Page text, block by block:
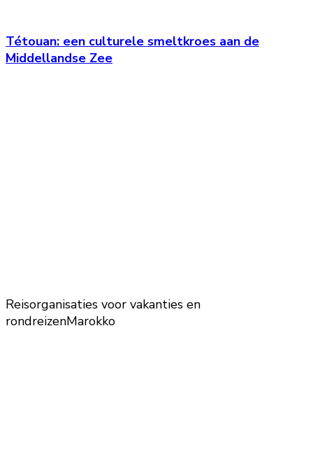
Tétouan: een culturele smeltkroes aan de
Middellandse Zee
Reisorganisaties voor vakanties en
rondreizenMarokko